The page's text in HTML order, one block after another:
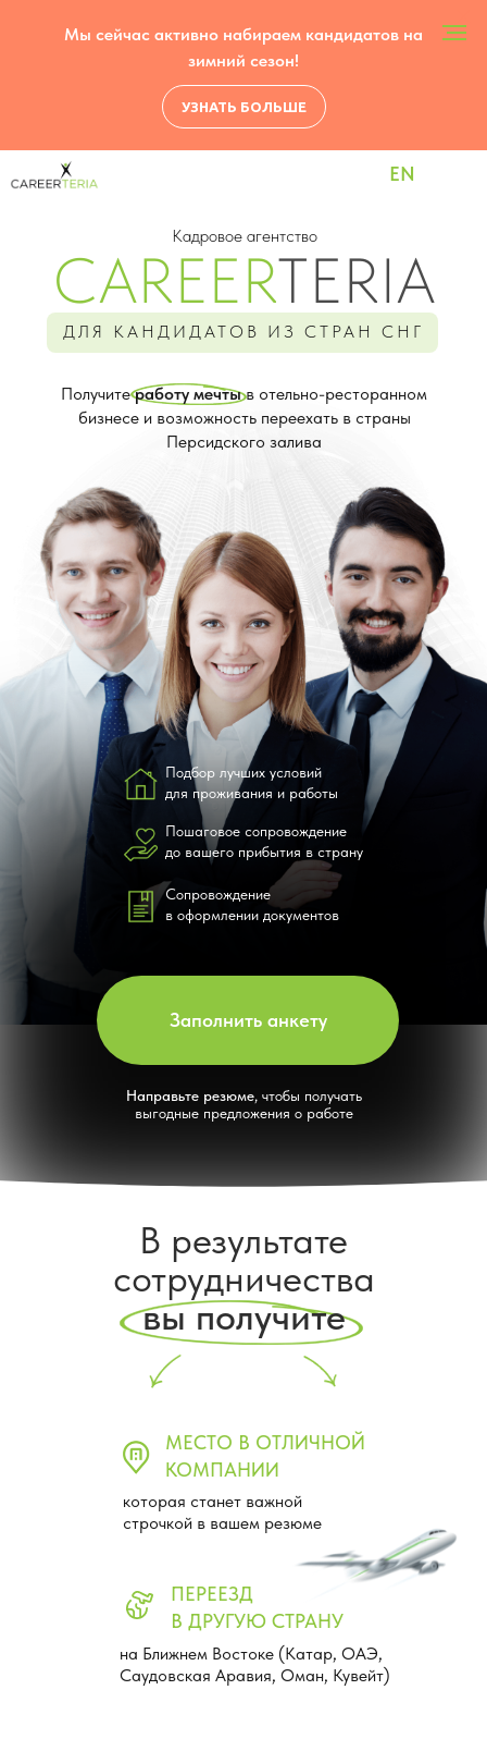
Мы сейчас активно набираем кандидатов на
зимний сезон!
УЗНАТЬ БОЛЬШЕ
Кадровое агентство
ДЛЯ КАНДИДАТОВ ИЗ СТРАН СНГ
CAREERTERIA
Получитеработу мечтыв отельно-ресторанном
бизнесе и возможность переехать в страны
Персидского залива
Направьте резюме, чтобы получать
выгодные предложения о работе
Заполнить анкету
EN
Подбор лучших условий
для проживания и работы
Пошаговое сопровождение
до вашего прибытия в страну
Сопровождение
в оформлении документов
В результате
сотрудничества
вы получите
которая станет важной
строчкой в вашем резюме
МЕСТО В ОТЛИЧНОЙ
КОМПАНИИ
на Ближнем Востоке (Катар, ОАЭ,
Саудовская Аравия, Оман, Кувейт)
ПЕРЕЕЗД
В ДРУГУЮ СТРАНУ